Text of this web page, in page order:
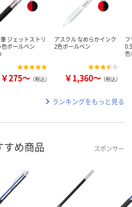
ジェットストリ
色ボールペン
￥275～ （税込）
アスクル なめらかインク
2色ボールペン
￥1,360～ （税込）
色
ランキングをもっと見る
すめ商品 スポンサー